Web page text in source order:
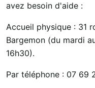
avez besoin d'aide :
Accueil physique : 31
Bargemon (du mardi
16h30).
Par téléphone : 07 69